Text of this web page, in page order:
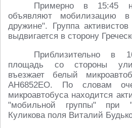
Примерно в 15:45
объявляют мобилизацию
дружине". Группа
выдвигается в сторону
Приблизительно в
площадь со стороны
въезжает белый
АН6852ЕО. По словам
микроавтобуса находится
"мобильной группы" при
Куликова поля Виталий